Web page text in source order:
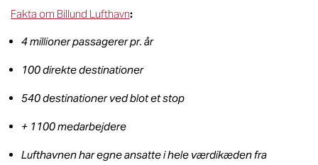
Fakta om Billund Lufthavn:
4 millioner passagerer pr. år
100 direkte destinationer
540 destinationer ved blot et stop
+ 1100 medarbejdere
Lufthavnen har egne ansatte i hele værdikæden fra